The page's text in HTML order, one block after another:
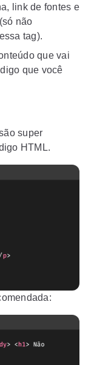
link de fontes e
não
tag).
que vai
que você
super
HTML.